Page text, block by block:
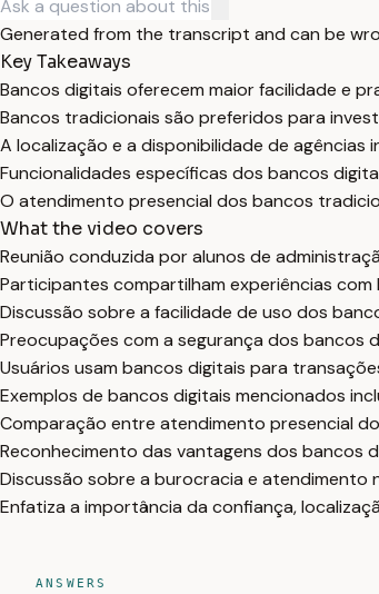
Generated from the transcript and can be
Key Takeaways
Bancos digitais oferecem maior facilidade e
Bancos tradicionais são preferidos para
A localização e a disponibilidade de
Funcionalidades específicas dos bancos
O atendimento presencial dos bancos
What the video covers
Reunião conduzida por alunos de
Participantes compartilham experiências
Discussão sobre a facilidade de uso dos
Preocupações com a segurança dos bancos
Usuários usam bancos digitais para
Exemplos de bancos digitais mencionados
Comparação entre atendimento presencial
Reconhecimento das vantagens dos bancos
Discussão sobre a burocracia e atendimento
Enfatiza a importância da confiança,
ANSWERS